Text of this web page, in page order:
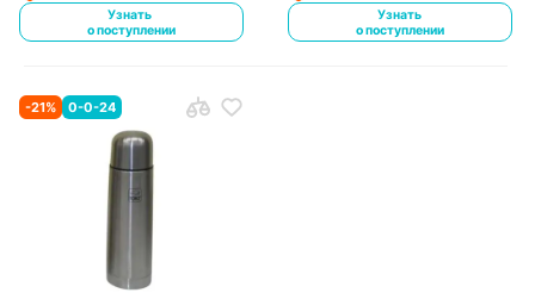
Узнать
о поступлении
Узнать
о поступлении
-21% 0-0-24